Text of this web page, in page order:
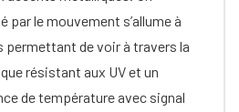
par le mouvement s’allume à
de voir à travers la
résistant aux UV et un
de température avec signal